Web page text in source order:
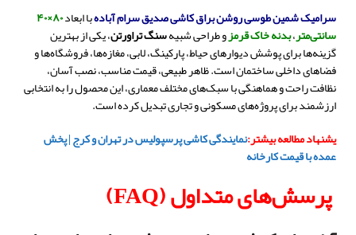
سرامیک شمین طوسی روشن براق کاشی صدیق سرام آبادهبا ابعاد ۸۰×۴۰
سانتی‌متر،بدنه خاک قرمزو طراحی شبیهسنگ تراورتن، یکی از بهترین
گزینه‌ها برای پوشش دیوارهای حیاط، پارکینگ، لابی، مغازه‌ها، فروشگاه‌ها و
فضاهای داخلی ساختمان است. ظاهر طبیعی، قیمت مناسب، نصب آسان،
نظافت راحت و هماهنگی با سبک‌های مختلف معماری، این محصول را به انتخابی
ارزشمند برای پروژه‌های مسکونی و تجاری تبدیل کرده است.
یشنهاد مطالعه بیشتر:نمایندگی کاشی پرسپولیس در تهران و کرج | پخش
عمده با قیمت کارخانه
پرسش‌های متداول (FAQ)